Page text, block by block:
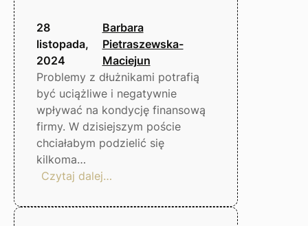
28
listopada,
2024
Barbara
Pietraszewska-
Maciejun
Problemy z dłużnikami potrafią
być uciążliwe i negatywnie
wpływać na kondycję finansową
firmy. W dzisiejszym poście
chciałabym podzielić się
kilkoma…
Czytaj dalej…
kroków,